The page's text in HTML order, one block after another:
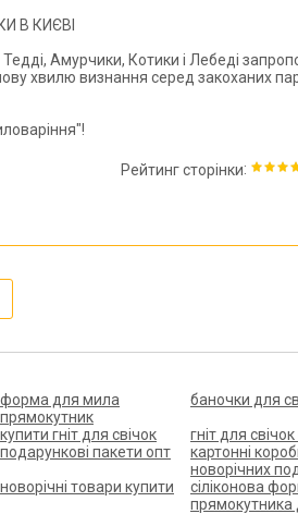
В КИЄВІ
Амурчики, Котики і Лебеді
хвилю визнання серед закоханих
Рейтинг сторінки:
форма для мила
прямокутник
баночки для
купити гніт для свічок
гніт для
подарункові пакети опт
картонні
новорічних
новорічні товари купити
сіліконова
прямокутника